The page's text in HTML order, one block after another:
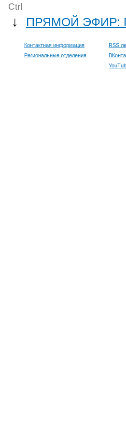
Ctrl
↓ ПРЯМОЙ ЭФИР:
Контактная информация
Региональные отделения
RSS